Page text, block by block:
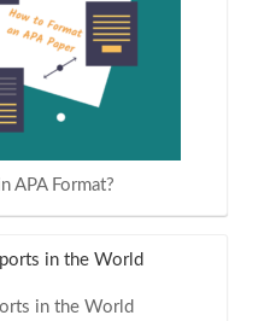
APA Format?
in the World